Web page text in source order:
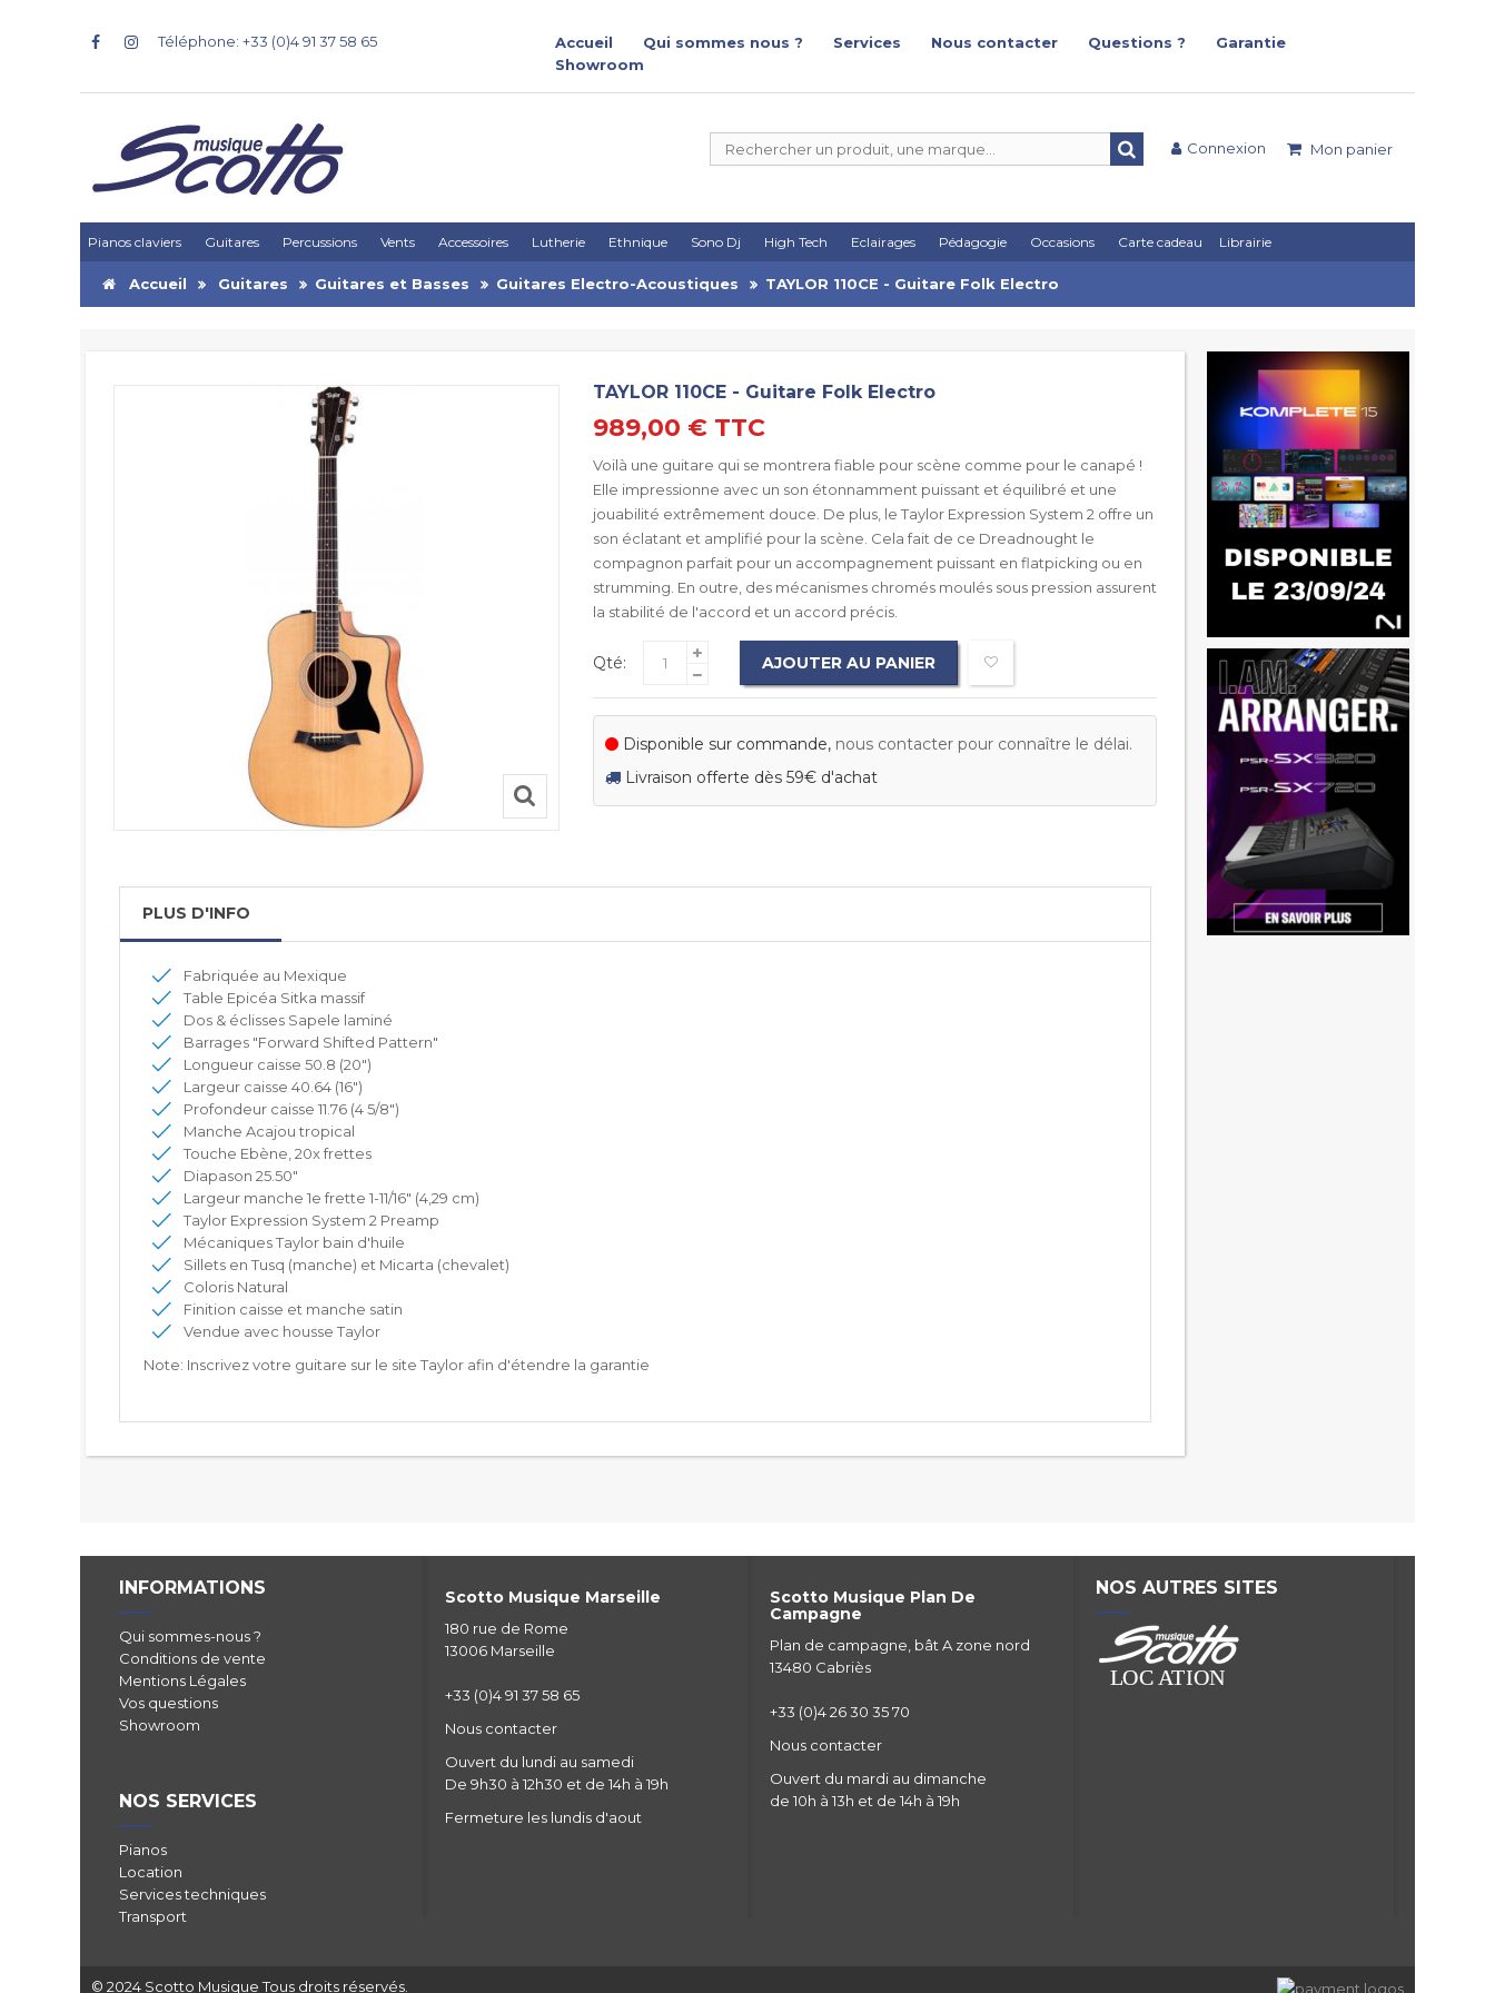
Téléphone: +33 (0)4 91 37 58 65 Accueil Qui sommes nous ? Services Nous contacter Questions ?
Garantie
Showroom
Mon panier
Connexion
Pianos claviers Guitares Percussions Vents Accessoires Lutherie Ethnique Sono Dj High Tech Eclairages Pédagogie Occasions Carte cadeau Librairie
Accueil Guitares Guitares et Basses Guitares Electro-Acoustiques TAYLOR 110CE - Guitare Folk Electro
TAYLOR 110CE - Guitare Folk Electro
989,00 € TTC
Voilà une guitare qui se montrera fiable pour scène comme pour le canapé !
Elle impressionne avec un son étonnamment puissant et équilibré et une
jouabilité extrêmement douce. De plus, le Taylor Expression System 2 offre un
son éclatant et amplifié pour la scène. Cela fait de ce Dreadnought le
compagnon parfait pour un accompagnement puissant en flatpicking ou en
strumming. En outre, des mécanismes chromés moulés sous pression assurent
la stabilité de l'accord et un accord précis.
Qté: AJOUTER AU PANIER
Disponible sur commande, nous contacter pour connaître le délai.
Livraison offerte dès 59€ d'achat
PLUS D'INFO
Fabriquée au Mexique
Table Epicéa Sitka massif
Dos & éclisses Sapele laminé
Barrages "Forward Shifted Pattern"
Longueur caisse 50.8 (20")
Largeur caisse 40.64 (16")
Profondeur caisse 11.76 (4 5/8")
Manche Acajou tropical
Touche Ebène, 20x frettes
Diapason 25.50"
Largeur manche 1e frette 1-11/16" (4,29 cm)
Taylor Expression System 2 Preamp
Mécaniques Taylor bain d'huile
Sillets en Tusq (manche) et Micarta (chevalet)
Coloris Natural
Finition caisse et manche satin
Vendue avec housse Taylor
Note: Inscrivez votre guitare sur le site Taylor afin d'étendre la garantie
INFORMATIONS
Qui sommes-nous ?
Conditions de vente
Mentions Légales
Vos questions
Showroom
NOS SERVICES
Pianos
Location
Services techniques
Transport
Scotto Musique Marseille
180 rue de Rome
13006 Marseille
+33 (0)4 91 37 58 65
Nous contacter
Ouvert du lundi au samedi
De 9h30 à 12h30 et de 14h à 19h
Fermeture les lundis d'aout
Scotto Musique Plan De
Campagne
Plan de campagne, bât A zone nord
13480 Cabriès
+33 (0)4 26 30 35 70
Nous contacter
Ouvert du mardi au dimanche
de 10h à 13h et de 14h à 19h
NOS AUTRES SITES
© 2024 Scotto Musique Tous droits réservés.